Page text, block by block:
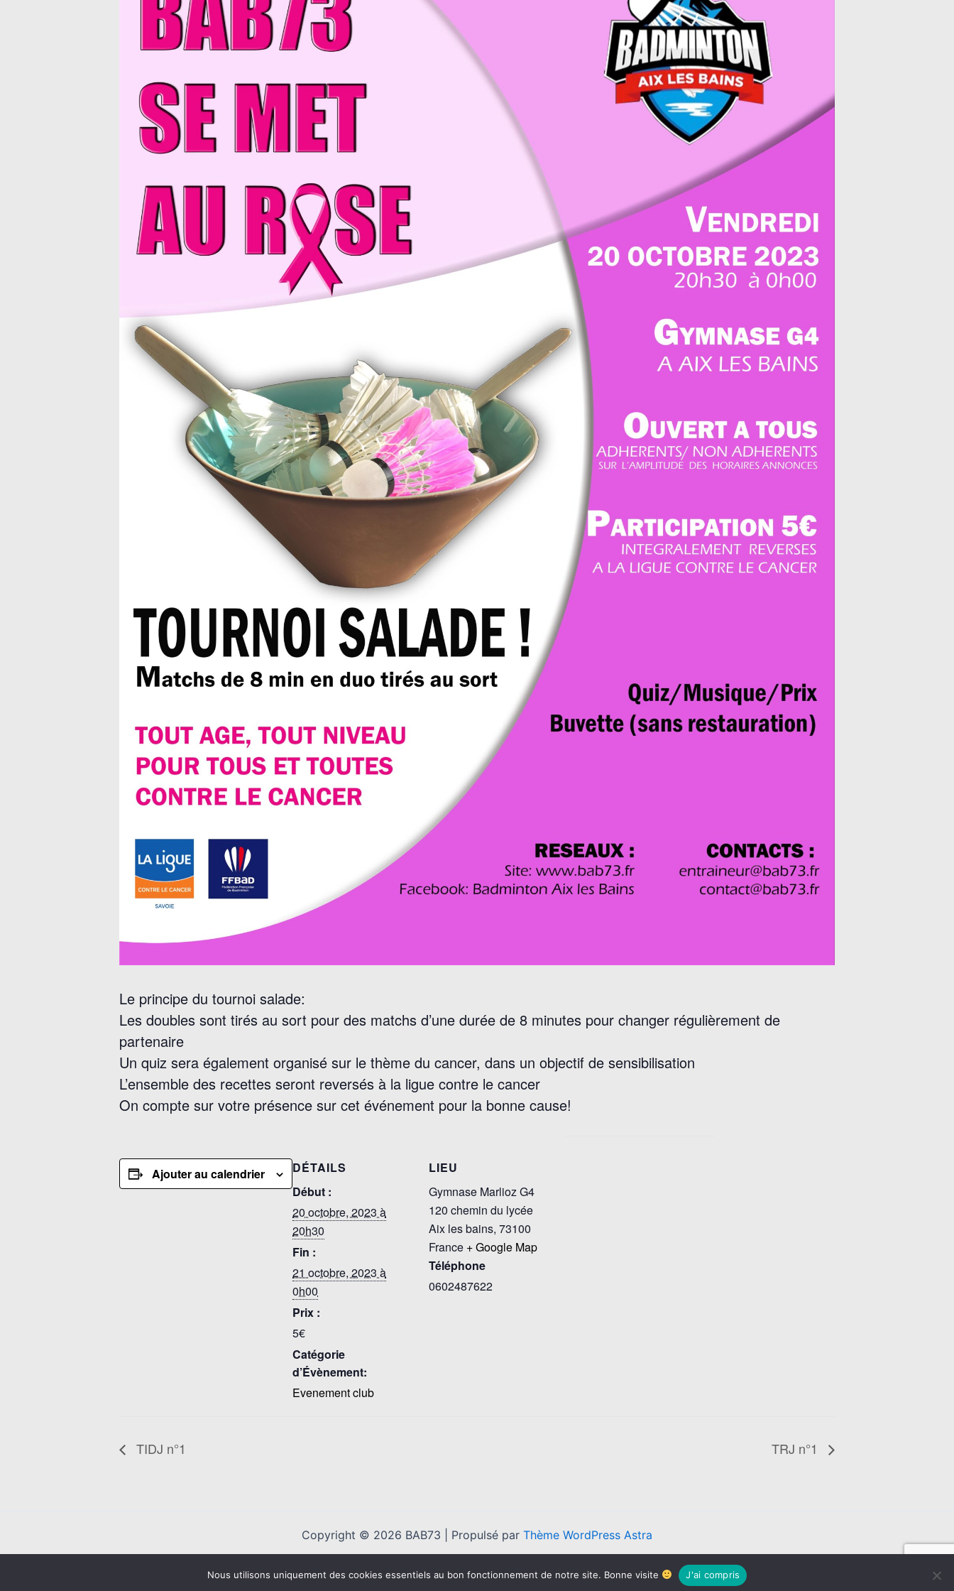
Le principe du tournoi salade:
Les doubles sont tirés au sort pour des matchs d’une durée de 8 minutes pour changer régulièrement de
partenaire
Un quiz sera également organisé sur le thème du cancer, dans un objectif de sensibilisation
L’ensemble des recettes seront reversés à la ligue contre le cancer
On compte sur votre présence sur cet événement pour la bonne cause!
Ajouter au calendrier
DÉTAILS
Début :
20 octobre, 2023 à
20h30
Fin :
21 octobre, 2023 à
0h00
Prix :
5€
Catégorie
d’Évènement:
Evenement club
LIEU
Gymnase Marlioz G4
120 chemin du lycée
Aix les bains, 73100
France + Google Map
Téléphone
0602487622
TIDJ n°1 TRJ n°1
Copyright © 2026 BAB73 | Propulsé par Thème WordPress Astra
Nous utilisons uniquement des cookies essentiels au bon fonctionnement de notre site. Bonne visite J'ai compris